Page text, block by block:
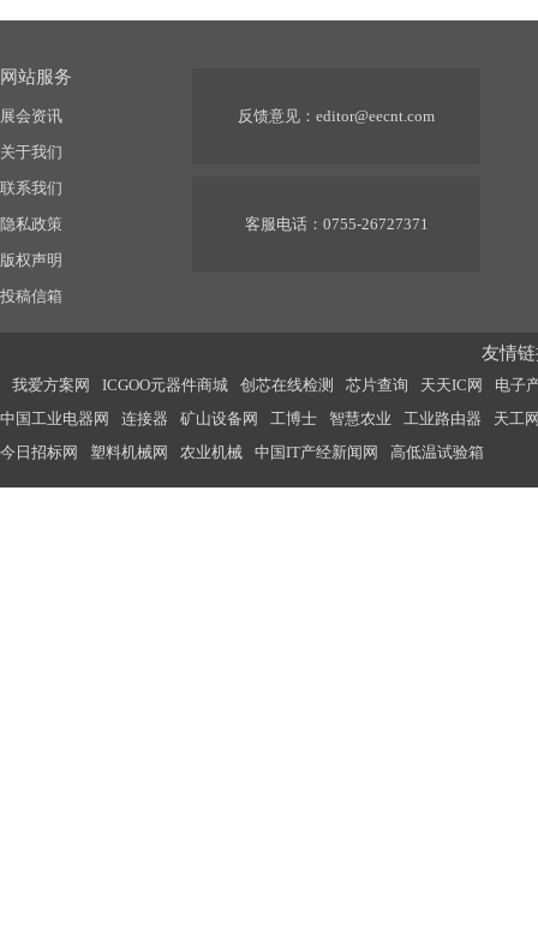
网站服务
展会资讯
关于我们
联系我们
隐私政策
版权声明
投稿信箱
反馈意见： editor@eecnt.com
客服电话：0755-26727371
友情
我爱方案网 ICGOO元器件商城 创芯在线检测 芯片查询 天天IC网
电子
中国工业电器网
连接器 矿山设备网 工博士 智慧农业 工业路由器
天工
今日招标网
塑料机械网 农业机械 中国IT产经新闻网 高低温试验箱